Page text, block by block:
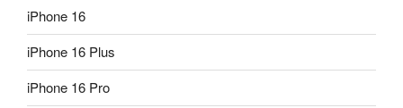
iPhone 16
iPhone 16 Plus
iPhone 16 Pro